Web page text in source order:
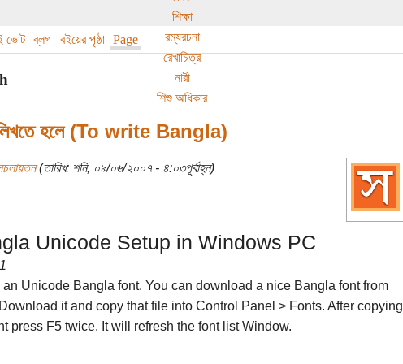
শিক্ষা
রম্যরচনা
রেখাচিত্র
নারী
শিশু অধিকার
ভোট ব্লগ বইয়ের পৃষ্ঠা Page
লিখতে হলে (To write Bangla)
(তারিখ: শনি, ০৯/০৬/২০০৭ - ৪:০৩পূর্বাহ্ন)
Unicode Setup in Windows PC
an Unicode Bangla font. You can download a nice Bangla font from
it and copy that file into Control Panel > Fonts. After copying
press F5 twice. It will refresh the font list Window.